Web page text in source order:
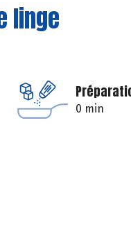
linge
0 min